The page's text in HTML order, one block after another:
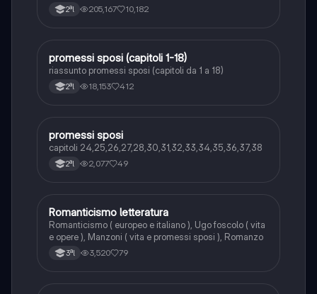
2ªl 205,167 10,182
Italiano
promessi sposi (capitoli 1-18)
riassunto promessi sposi (capitoli da 1 a 18)
2ªl 18,153 412
Italiano
promessi sposi
capitoli 24,25,26,27,28,30,31,32,33,34,35,36,37,38
2ªl 2,077 49
Italiano
Romanticismo letteratura
Romanticismo ( europeo e italiano ), Ugo foscolo ( vita
e opere ), Manzoni ( vita e promessi sposi ), Romanzo
3ªl 3,520 79